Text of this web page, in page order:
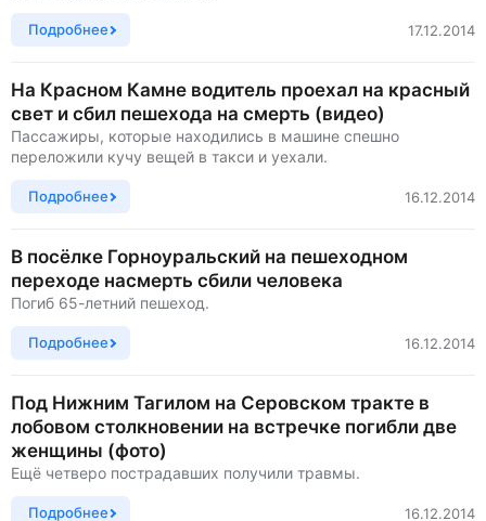
Жизнь
Общество
Рассказать новость
Подробнее 17.12.2014
На Красном Камне водитель проехал на красный
свет и сбил пешехода на смерть (видео)
Пассажиры, которые находились в машине спешно
переложили кучу вещей в такси и уехали.
Подробнее 16.12.2014
В посёлке Горноуральский на пешеходном
переходе насмерть сбили человека
Погиб 65-летний пешеход.
Подробнее 16.12.2014
Под Нижним Тагилом на Серовском тракте в
лобовом столкновении на встречке погибли две
женщины (фото)
Ещё четверо пострадавших получили травмы.
Подробнее 16.12.2014